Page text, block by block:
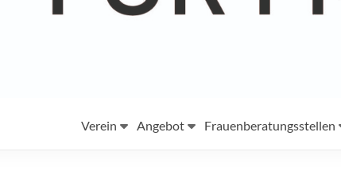
Verein Angebot Frauenberatungsstellen